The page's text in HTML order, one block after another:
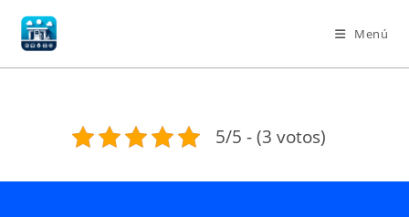
contenido
Menú
5/5 - (3 votos)